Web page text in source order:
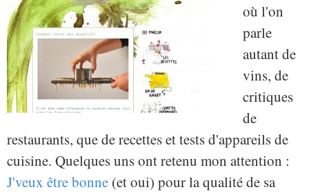
où l'on
parle
autant de
vins, de
critiques
de
restaurants, que de recettes et tests d'appareils de
cuisine. Quelques uns ont retenu mon attention :
J'veux être bonne (et oui) pour la qualité de sa